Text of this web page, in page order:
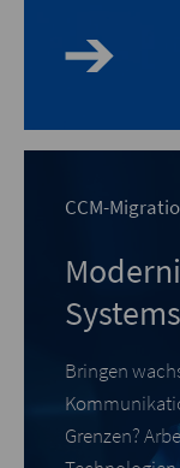
CCM-
Systems
Bringen
Grenzen?